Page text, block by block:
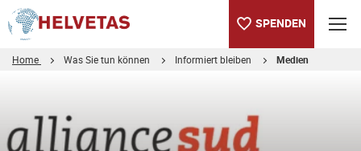
SPENDEN
Home Was Sie tun können Informiert bleiben Medien